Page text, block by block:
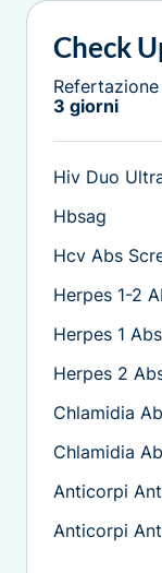
Check
Refertazione
3 giorni
Hiv Duo
Hbsag
Hcv Abs
Herpes 1-2
Herpes 1
Herpes 2
Chlamidia
Chlamidia
Anticorpi
Anticorpi